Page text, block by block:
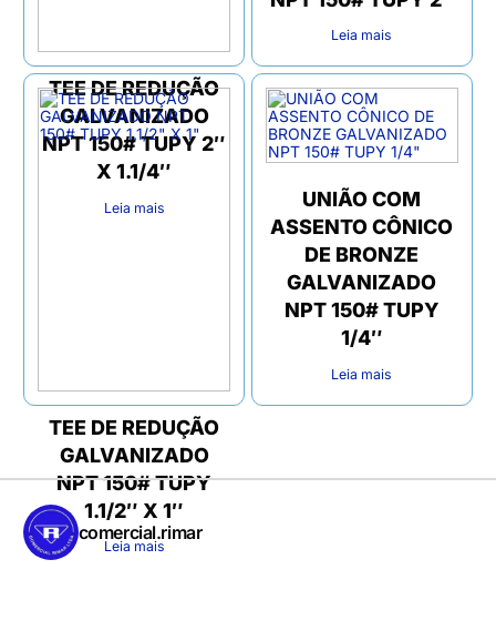
TEE DE REDUÇÃO
GALVANIZADO
NPT 150# TUPY 2″
X 1.1/4″
Leia mais
Leia mais
TEE DE REDUÇÃO
GALVANIZADO
NPT 150# TUPY
1.1/2″ X 1″
Leia mais
UNIÃO COM
ASSENTO CÔNICO
DE BRONZE
GALVANIZADO
NPT 150# TUPY
1/4″
Leia mais
comercial.rimar